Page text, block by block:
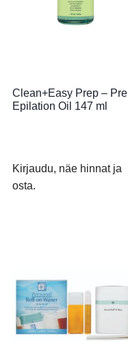
Clean+Easy Prep – Pre
Epilation Oil 147 ml
Kirjaudu, näe hinnat ja
osta.